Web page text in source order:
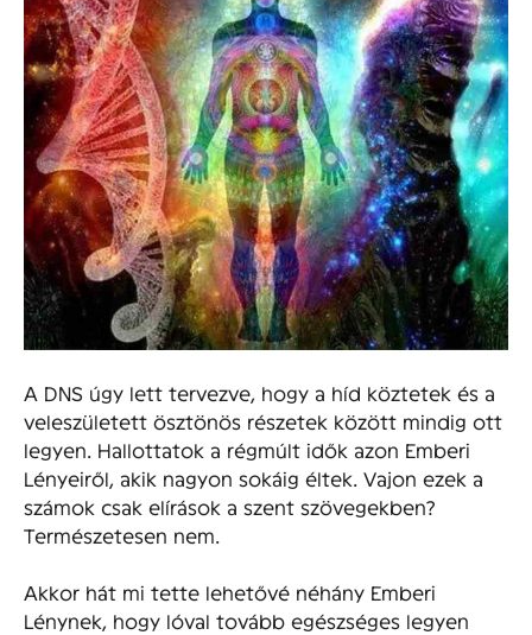
A DNS úgy lett tervezve, hogy a híd köztetek és a
veleszületett ösztönös részetek között mindig ott
legyen. Hallottatok a régmúlt idők azon Emberi
Lényeiről, akik nagyon sokáig éltek. Vajon ezek a
számok csak elírások a szent szövegekben?
Természetesen nem.
Akkor hát mi tette lehetővé néhány Emberi
Lénynek, hogy lóval tovább egészséges legyen